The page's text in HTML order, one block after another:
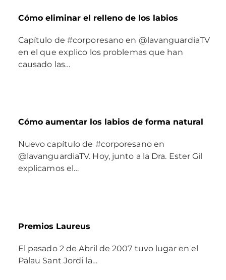
Cómo eliminar el relleno de los labios
Capítulo de #corporesano en @lavanguardiaTV
en el que explico los problemas que han
causado las…
Cómo aumentar los labios de forma natural
Nuevo capítulo de #corporesano en
@lavanguardiaTV. Hoy, junto a la Dra. Ester Gil
explicamos el…
Premios Laureus
El pasado 2 de Abril de 2007 tuvo lugar en el
Palau Sant Jordi la…